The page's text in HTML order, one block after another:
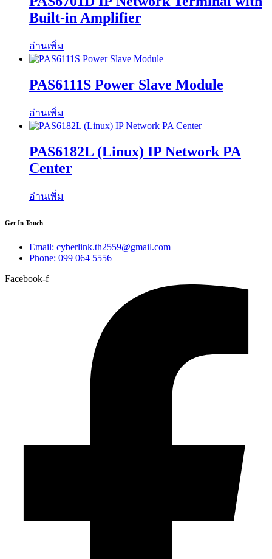
Built-in Amplifier
อ่านเพิ่ม
PAS6111S Power Slave Module
อ่านเพิ่ม
PAS6182L (Linux) IP Network PA
Center
อ่านเพิ่ม
Get In Touch
Email: cyberlink.th2559@gmail.com
Phone: 099 064 5556
Facebook-f